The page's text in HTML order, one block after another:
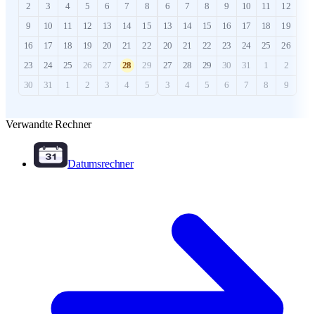
2
3 4 5 6 7
8
9
10 11 12 13 14
15
16
17 18 19 20 21
22
23
24 25 26 27 28
29
30
31 1 2 3 4 5
6
7 8 9 10 11
12
13
14 15 16 17 18
19
20
21 22 23 24 25
26
27
28 29 30 31 1
2
3
4 5 6 7 8 9
Verwandte Rechner
Datumsrechner